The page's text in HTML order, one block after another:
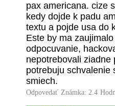
pax americana. cize
kedy dojde k padu
textu a pojde usa do
Este by ma
odpocuvanie,
nepotrebovali ziadne
potrebuju schvalenie
smiech.
Odpovedať Známka: 2.4